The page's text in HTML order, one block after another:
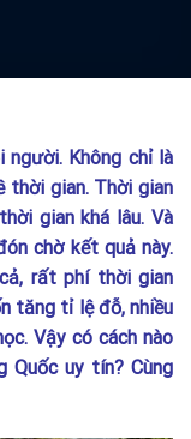
Không chỉ là
gian. Thời gian
gian khá lâu. Và
chờ kết quả này.
rất phí thời gian
tăng tỉ lệ đỗ, nhiều
Vậy có cách nào
uy tín? Cùng